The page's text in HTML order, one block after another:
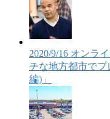
2020/9/16 オンラ
チな地方都市で
編)」